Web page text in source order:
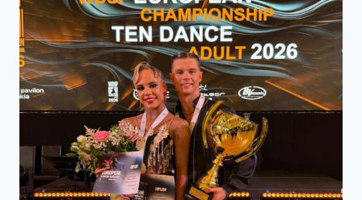
GAISMĀ
–
SKABARDZĒNI
SVIN!